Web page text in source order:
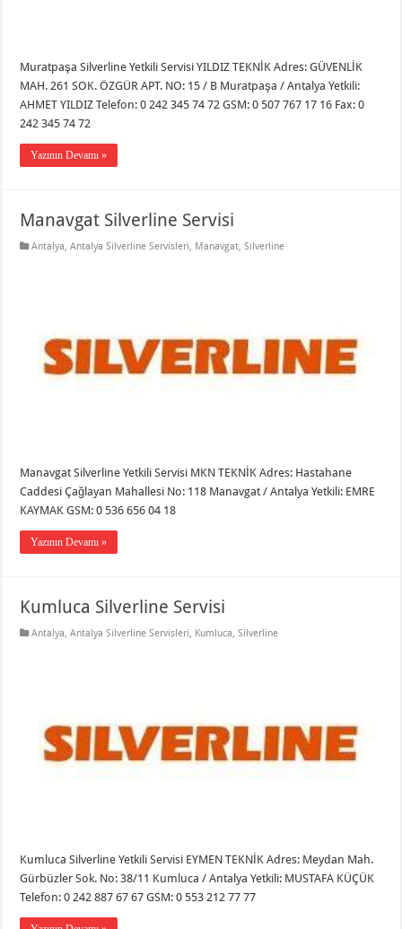
Muratpaşa Silverline Yetkili Servisi YILDIZ TEKNİK Adres: GÜVENLİK
MAH. 261 SOK. ÖZGÜR APT. NO: 15 / B Muratpaşa / Antalya Yetkili:
AHMET YILDIZ Telefon: 0 242 345 74 72 GSM: 0 507 767 17 16 Fax: 0
242 345 74 72
Yazının Devamı »
Manavgat Silverline Servisi
Antalya,Antalya Silverline Servisleri, Manavgat,Silverline
Manavgat Silverline Yetkili Servisi MKN TEKNİK Adres: Hastahane
Caddesi Çağlayan Mahallesi No: 118 Manavgat / Antalya Yetkili: EMRE
KAYMAK GSM: 0 536 656 04 18
Yazının Devamı »
Kumluca Silverline Servisi
Antalya,Antalya Silverline Servisleri, Kumluca,Silverline
Kumluca Silverline Yetkili Servisi EYMEN TEKNİK Adres: Meydan Mah.
Gürbüzler Sok. No: 38/11 Kumluca / Antalya Yetkili: MUSTAFA KÜÇÜK
Telefon: 0 242 887 67 67 GSM: 0 553 212 77 77